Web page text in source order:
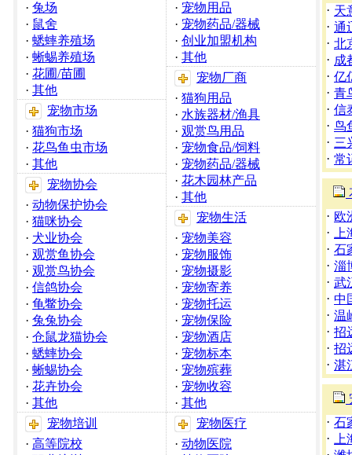
· 兔场
· 鼠舍
· 蟋蟀养殖场
· 蜥蜴养殖场
· 花圃/苗圃
· 其他
宠物市场
· 猫狗市场
· 花鸟鱼虫市场
· 其他
宠物协会
· 动物保护协会
· 猫咪协会
· 犬业协会
· 观赏鱼协会
· 观赏鸟协会
· 信鸽协会
· 龟鳖协会
· 兔兔协会
· 仓鼠龙猫协会
· 蟋蟀协会
· 蜥蜴协会
· 花卉协会
· 其他
宠物培训
· 高等院校
· 宠物用品
· 宠物药品/器械
· 创业加盟机构
· 其他
宠物厂商
· 猫狗用品
· 水族器材/渔具
· 观赏鸟用品
· 宠物食品/饲料
· 宠物药品/器械
· 花木园林产品
· 其他
宠物生活
· 宠物美容
· 宠物服饰
· 宠物摄影
· 宠物寄养
· 宠物托运
· 宠物保险
· 宠物酒店
· 宠物标本
· 宠物殡葬
· 宠物收容
· 其他
宠物医疗
· 动物医院
· 天
· 通
· 北
· 成
· 亿
· 青
· 信
· 鸟
· 三
· 常
· 欧
·
· 石
· 淄
· 武
· 中
· 温
· 招
· 招
· 湛
· 石
·